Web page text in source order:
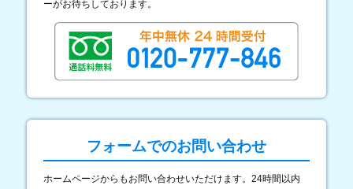
ーがお待ちしております。
フォームでのお問い合わせ
ホームページからもお問い合わせいただけます。24時間以内